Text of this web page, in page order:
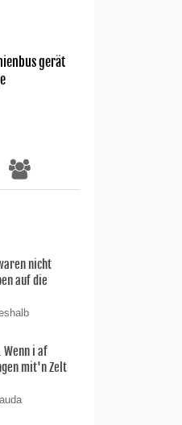
gerät
nicht
auf die
Wenn i af
mit'n Zelt